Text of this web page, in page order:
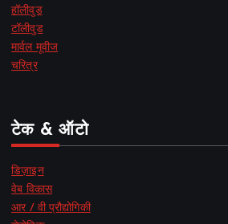
हॉलीवुड
टॉलीवुड
मार्वल मूवीज
चरित्र
टेक & ऑटो
डिज़ाइन
वेब विकास
आर / वी प्रौद्योगिकी